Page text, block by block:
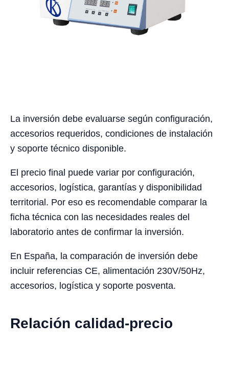
La inversión debe evaluarse según configuración,
accesorios requeridos, condiciones de instalación
y soporte técnico disponible.
El precio final puede variar por configuración,
accesorios, logística, garantías y disponibilidad
territorial. Por eso es recomendable comparar la
ficha técnica con las necesidades reales del
laboratorio antes de confirmar la inversión.
En España, la comparación de inversión debe
incluir referencias CE, alimentación 230V/50Hz,
accesorios, logística y soporte posventa.
Relación calidad-precio